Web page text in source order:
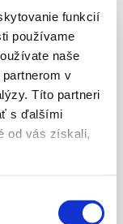
funkcií
používame
naše
v
Títo partneri
s ďalšími
od vás získali,
8 WHITE 2009
8 BLACK RRS 2009